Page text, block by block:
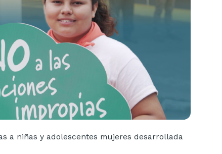
a niñas y adolescentes mujeres desarrollada